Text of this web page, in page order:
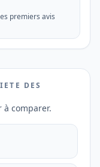
premiers avis
DES
comparer.